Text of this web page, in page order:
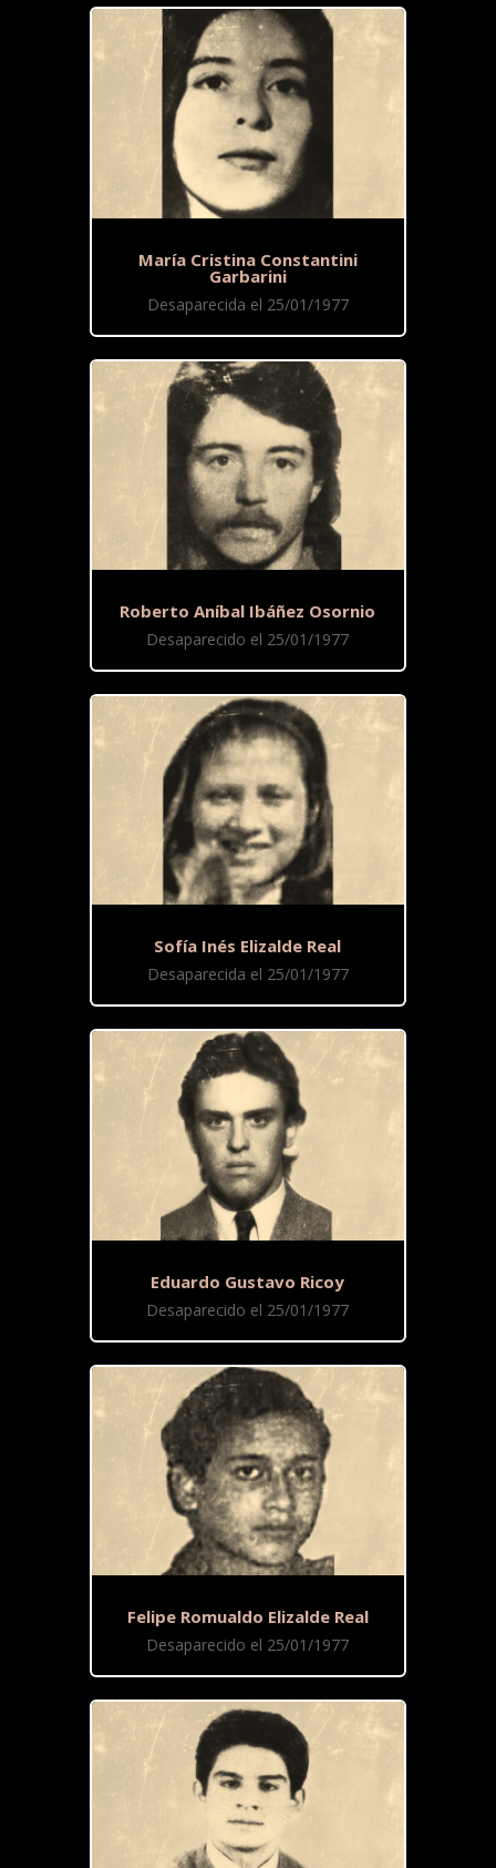
María Cristina Constantini
Garbarini
Desaparecida el 25/01/1977
Roberto Aníbal Ibáñez Osornio
Desaparecido el 25/01/1977
Sofía Inés Elizalde Real
Desaparecida el 25/01/1977
Eduardo Gustavo Ricoy
Desaparecido el 25/01/1977
Felipe Romualdo Elizalde Real
Desaparecido el 25/01/1977